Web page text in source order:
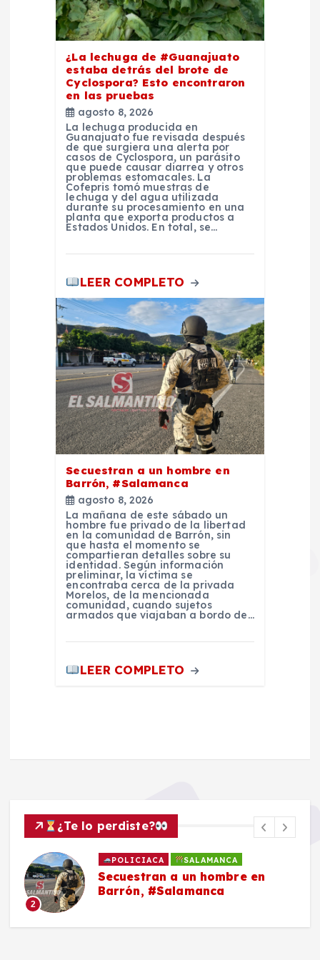
¿La lechuga de #Guanajuato
estaba detrás del brote de
Cyclospora? Esto encontraron
en las pruebas
agosto 8, 2026
La lechuga producida en
Guanajuato fue revisada después
de que surgiera una alerta por
casos de Cyclospora, un parásito
que puede causar diarrea y otros
problemas estomacales. La
Cofepris tomó muestras de
lechuga y del agua utilizada
durante su procesamiento en una
planta que exporta productos a
Estados Unidos. En total, se…
LEER COMPLETO
Secuestran a un hombre en
Barrón, #Salamanca
agosto 8, 2026
La mañana de este sábado un
hombre fue privado de la libertad
en la comunidad de Barrón, sin
que hasta el momento se
compartieran detalles sobre su
identidad. Según información
preliminar, la víctima se
encontraba cerca de la privada
Morelos, de la mencionada
comunidad, cuando sujetos
armados que viajaban a bordo de…
LEER COMPLETO
¿Te lo perdiste?
2
POLICIACA SALAMANCA
Secuestran a un hombre en
Barrón, #Salamanca